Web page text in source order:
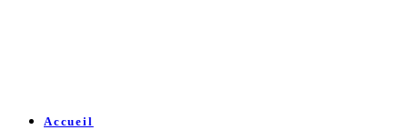
Accueil